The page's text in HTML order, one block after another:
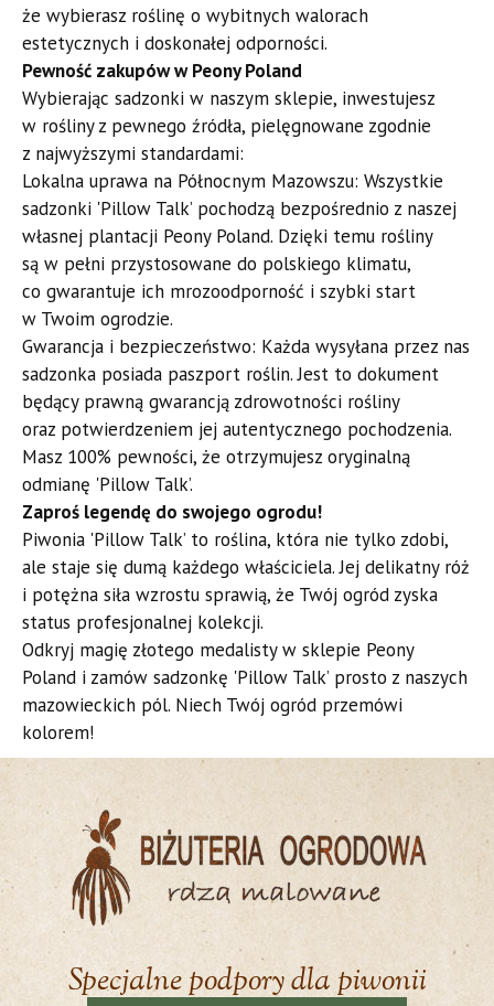
że wybierasz roślinę o wybitnych walorach
estetycznych i doskonałej odporności.
​Pewność zakupów w Peony Poland
​Wybierając sadzonki w naszym sklepie, inwestujesz
w rośliny z pewnego źródła, pielęgnowane zgodnie
z najwyższymi standardami:
​Lokalna uprawa na Północnym Mazowszu: Wszystkie
sadzonki 'Pillow Talk’ pochodzą bezpośrednio z naszej
własnej plantacji Peony Poland. Dzięki temu rośliny
są w pełni przystosowane do polskiego klimatu,
co gwarantuje ich mrozoodporność i szybki start
w Twoim ogrodzie.
​Gwarancja i bezpieczeństwo: Każda wysyłana przez nas
sadzonka posiada paszport roślin. Jest to dokument
będący prawną gwarancją zdrowotności rośliny
oraz potwierdzeniem jej autentycznego pochodzenia.
Masz 100% pewności, że otrzymujesz oryginalną
odmianę 'Pillow Talk’.
​Zaproś legendę do swojego ogrodu!
​Piwonia 'Pillow Talk’ to roślina, która nie tylko zdobi,
ale staje się dumą każdego właściciela. Jej delikatny róż
i potężna siła wzrostu sprawią, że Twój ogród zyska
status profesjonalnej kolekcji.
​Odkryj magię złotego medalisty w sklepie Peony
Poland i zamów sadzonkę 'Pillow Talk’ prosto z naszych
mazowieckich pól. Niech Twój ogród przemówi
kolorem!
Specjalne podpory dla piwonii